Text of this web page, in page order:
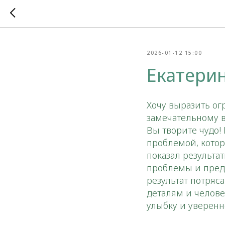
2026-01-12 15:00
Хочу выразить
замечательному
Вы творите
проблемой,
показал
проблемы и
результат
деталям и
улыбку и